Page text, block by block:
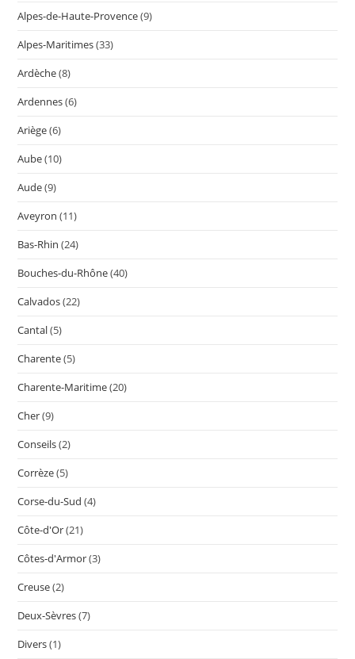
Alpes-de-Haute-Provence(9)
Alpes-Maritimes(33)
Ardèche(8)
Ardennes(6)
Ariège(6)
Aube(10)
Aude(9)
Aveyron (11)
Bas-Rhin (24)
Bouches-du-Rhône(40)
Calvados(22)
Cantal(5)
Charente(5)
Charente-Maritime(20)
Cher(9)
Conseils(2)
Corrèze(5)
Corse-du-Sud (4)
Côte-d'Or(21)
Côtes-d'Armor(3)
Creuse(2)
Deux-Sèvres(7)
Divers(1)